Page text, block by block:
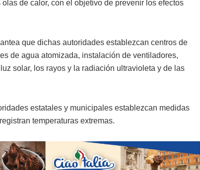
de calor, con el objetivo de prevenir los efectos
que dichas autoridades establezcan centros de
de agua atomizada, instalación de ventiladores,
solar, los rayos y la radiación ultravioleta y de las
estatales y municipales establezcan medidas
temperaturas extremas.